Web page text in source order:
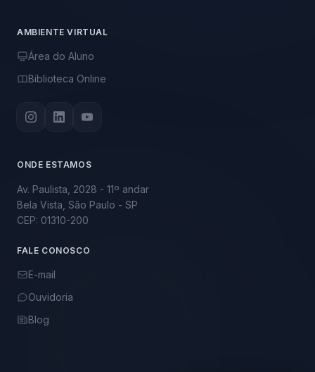
AMBIENTE VIRTUAL
Área do Aluno
Biblioteca Online
ONDE ESTAMOS
Av. Paulista, 2028 - 11º andar
Bela Vista, São Paulo - SP
CEP: 01310-200
FALE CONOSCO
E-mail
Ouvidoria
Blog